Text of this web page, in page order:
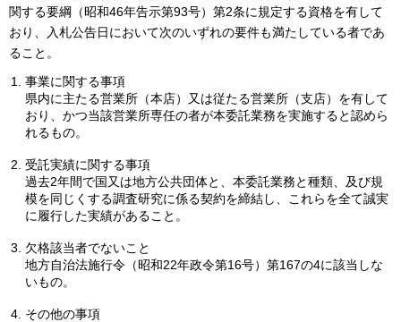
関する要綱（昭和46年告示第93号）第2条に規定する資格を有して
おり、入札公告日において次のいずれの要件も満たしている者であ
ること。
事業に関する事項
県内に主たる営業所（本店）又は従たる営業所（支店）を有して
おり、かつ当該営業所専任の者が本委託業務を実施すると認めら
れるもの。
受託実績に関する事項
過去2年間で国又は地方公共団体と、本委託業務と種類、及び規
模を同じくする調査研究に係る契約を締結し、これらを全て誠実
に履行した実績があること。
欠格該当者でないこと
地方自治法施行令（昭和22年政令第16号）第167の4に該当しな
いもの。
その他の事項